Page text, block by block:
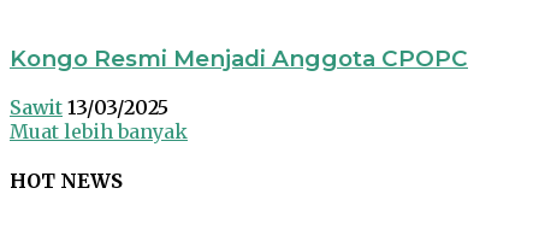
Kongo Resmi Menjadi Anggota CPOPC
Sawit 13/03/2025
Muat lebih banyak
HOT NEWS